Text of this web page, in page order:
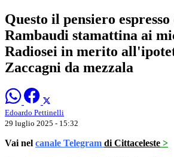
Questo il pensiero
Rambaudi stamattina ai
Radiosei in merito
Zaccagni da mezzala
Edoardo Pettinelli
29 luglio 2025 - 15:32
Vai nel canale Telegram di Cittaceleste >